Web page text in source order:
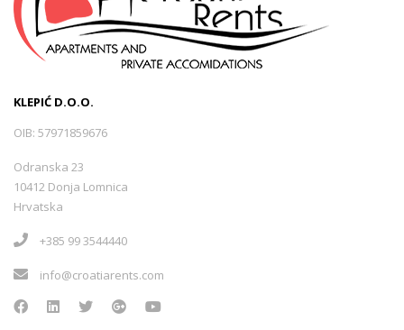
KLEPIĆ D.O.O.
OIB: 57971859676
Odranska 23
10412 Donja Lomnica
Hrvatska
+385 99 3544440
info@croatiarents.com